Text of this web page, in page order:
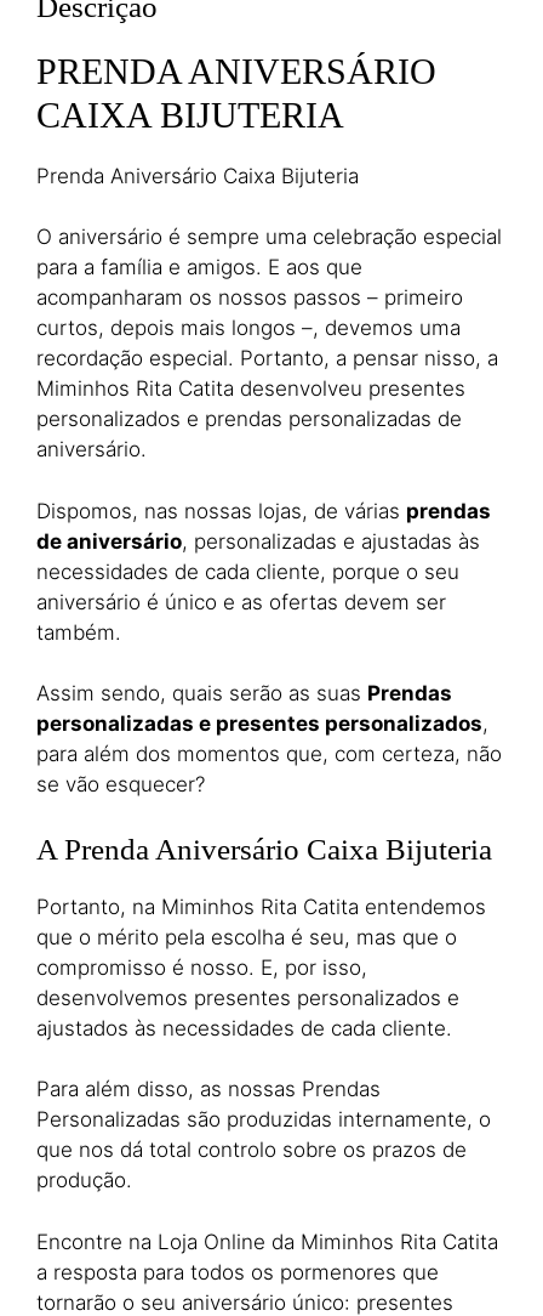
PRENDA ANIVERSÁRIO
CAIXA BIJUTERIA
Prenda Aniversário Caixa Bijuteria
O aniversário é sempre uma celebração especial
para a família e amigos. E aos que
acompanharam os nossos passos – primeiro
curtos, depois mais longos –, devemos uma
recordação especial. Portanto, a pensar nisso, a
Miminhos Rita Catita desenvolveu presentes
personalizados e prendas personalizadas de
aniversário.
Dispomos, nas nossas lojas, de várias prendas
de aniversário, personalizadas e ajustadas às
necessidades de cada cliente, porque o seu
aniversário é único e as ofertas devem ser
também.
Assim sendo, quais serão as suas Prendas
personalizadas e presentes personalizados,
para além dos momentos que, com certeza, não
se vão esquecer?
A Prenda Aniversário Caixa Bijuteria
Portanto, na Miminhos Rita Catita entendemos
que o mérito pela escolha é seu, mas que o
compromisso é nosso. E, por isso,
desenvolvemos presentes personalizados e
ajustados às necessidades de cada cliente.
Para além disso, as nossas Prendas
Personalizadas são produzidas internamente, o
que nos dá total controlo sobre os prazos de
produção.
Encontre na Loja Online da Miminhos Rita Catita
a resposta para todos os pormenores que
tornarão o seu aniversário único: presentes